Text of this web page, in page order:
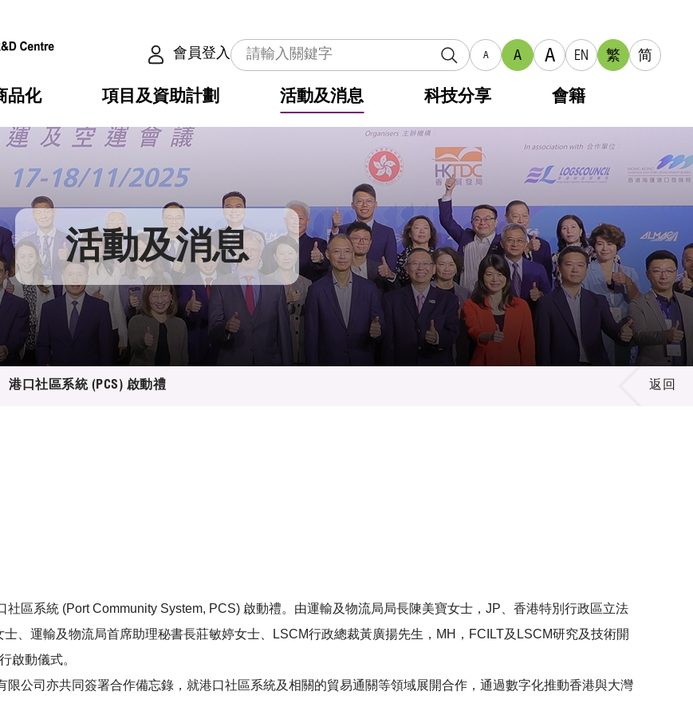
會員登入 A A A EN 繁 简
品化
技術
務之創新技術
項目及資助計劃
計劃書
活動及消息 科技分享 會籍
活動及消息
港口社區系統 (PCS) 啟動禮 返回
區系統 (Port Community System, PCS) 啟動禮。由運輸及物流局局長陳美寶女士，JP、香港特別行政區立法
、運輸及物流局首席助理秘書長莊敏婷女士、LSCM行政總裁黃廣揚先生，MH，FCILT及LSCM研究及技術開
啟動儀式。
公司亦共同簽署合作備忘錄，就港口社區系統及相關的貿易通關等領域展開合作，通過數字化推動香港與大灣